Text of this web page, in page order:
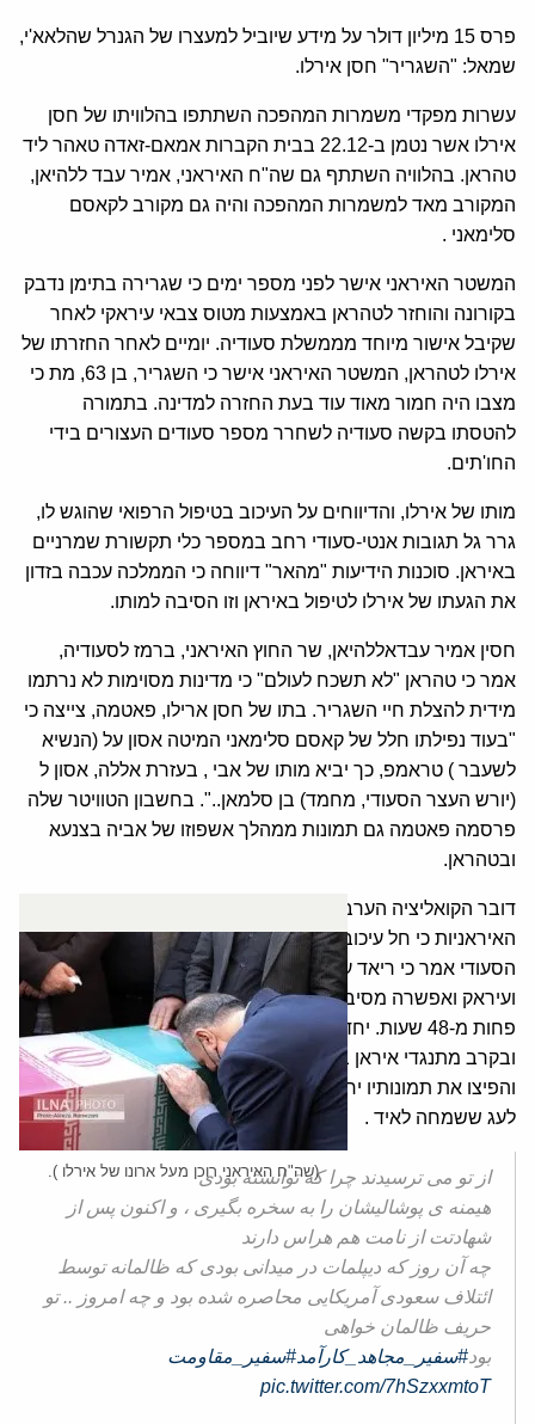
פרס 15 מיליון דולר על מידע שיוביל למעצרו של הגנרל שהלאא'י,
שמאל: "השגריר" חסן אירלו.
עשרות מפקדי משמרות המהפכה השתתפו בהלוויתו של חסן
אירלו אשר נטמן ב-22.12 בבית הקברות אמאם-זאדה טאהר ליד
טהראן. בהלוויה השתתף גם שה"ח האיראני, אמיר עבד ללהיאן,
המקורב מאד למשמרות המהפכה והיה גם מקורב לקאסם
סלימאני .
המשטר האיראני אישר לפני מספר ימים כי שגרירה בתימן נדבק
בקורונה והוחזר לטהראן באמצעות מטוס צבאי עיראקי לאחר
שקיבל אישור מיוחד מממשלת סעודיה. יומיים לאחר החזרתו של
אירלו לטהראן, המשטר האיראני אישר כי השגריר, בן 63, מת כי
מצבו היה חמור מאוד עוד בעת החזרה למדינה. בתמורה
להטסתו בקשה סעודיה לשחרר מספר סעודים העצורים בידי
החו'תים.
מותו של אירלו, והדיווחים על העיכוב בטיפול הרפואי שהוגש לו,
גרר גל תגובות אנטי-סעודי רחב במספר כלי תקשורת שמרניים
באיראן. סוכנות הידיעות "מהאר" דיווחה כי הממלכה עכבה בזדון
את הגעתו של אירלו לטיפול באיראן וזו הסיבה למותו.
חסין אמיר עבדאללהיאן, שר החוץ האיראני, ברמז לסעודיה,
אמר כי טהראן "לא תשכח לעולם" כי מדינות מסוימות לא נרתמו
מידית להצלת חיי השגריר. בתו של חסן ארילו, פאטמה, צייצה כי
"בעוד נפילתו חלל של קאסם סלימאני המיטה אסון על (הנשיא
לשעבר ) טראמפ, כך יביא מותו של אבי , בעזרת אללה, אסון ל
(יורש העצר הסעודי, מחמד) בן סלמאן..". בחשבון הטוויטר שלה
פרסמה פאטמה גם תמונות ממהלך אשפוזו של אביה בצנעא
ובטהראן.
(שה"ח האיראני רוכן מעל ארונו של אירלו ).
דובר הקואליציה הערבית בראשות סעודיה הכחיש, את הטענות
האיראניות כי חל עיכוב במתן טיפול רפואי לחסן אירלו. הדובר
הסעודי אמר כי ריאד ענתה בחיוב לתיווך שנעשה ע"י עומאן
ועיראק ואפשרה מסיבות הומניטריות לאירלו לעזוב את תימן תוך
פחות מ-48 שעות. יחד עם זאת, ברשתות החברתיות הסעודיות
ובקרב מתנגדי איראן באזור שמחו על מותו של אירלו\שהלאא'י
והפיצו את תמונותיו יחד עם תמונותיו של קאסם סלימאני תוך
לעג ששמחה לאיד .
از تو می ترسیدند چرا که توانسته بودی
هیمنه ی پوشالیشان را به سخره بگیری ، و اکنون پس از
شهادتت از نامت هم هراس دارند
چه آن روز که دیپلمات در میدانی بودی که ظالمانه توسط
ائتلاف سعودی آمریکایی محاصره شده بود و چه امروز .. تو
حریف ظالمان خواهی
بود#سفیر_مجاهد_کارآمد#سفیر_مقاومت
pic.twitter.com/7hSzxxmtoT